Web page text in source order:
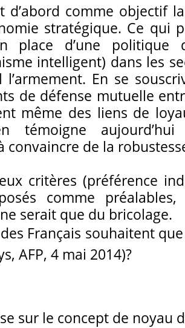
d’abord comme objectif
stratégique. Ce qui
place d’une politique
intelligent) dans les
l’armement. En se
de défense mutuelle
même des liens de
témoigne aujourd’hui
convaincre de la
critères (préférence
comme
serait que du bricolage.
Français souhaitent
AFP, 4 mai 2014)?
sur le concept de noyau